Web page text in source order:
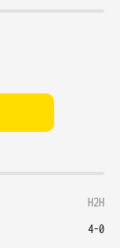
H2H
4-0